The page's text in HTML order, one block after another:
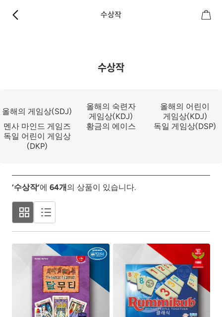
수상작
수상작
올해의 게임상(SDJ)
올해의 숙련자
게임상(KDJ)
올해의 어린이
게임상(KDJ)
멘사 마인드 게임즈
황금의 에이스
독일 게임상(DSP)
독일 어린이 게임상
(DKP)
‘수상작’에 64개의 상품이 있습니다.